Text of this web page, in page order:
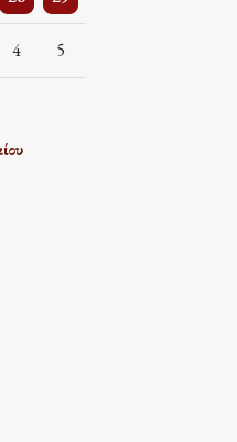
4
One event5
One event